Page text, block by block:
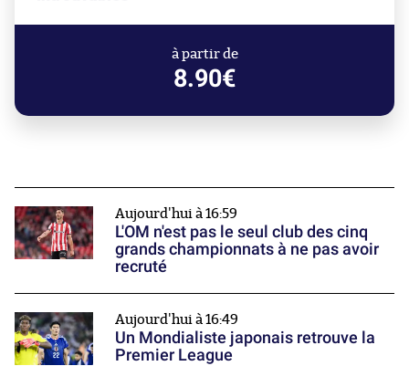
à partir de
8.90€
Aujourd'hui à 16:59
L'OM n'est pas le seul club des cinq
grands championnats à ne pas avoir
recruté
Aujourd'hui à 16:49
Un Mondialiste japonais retrouve la
Premier League